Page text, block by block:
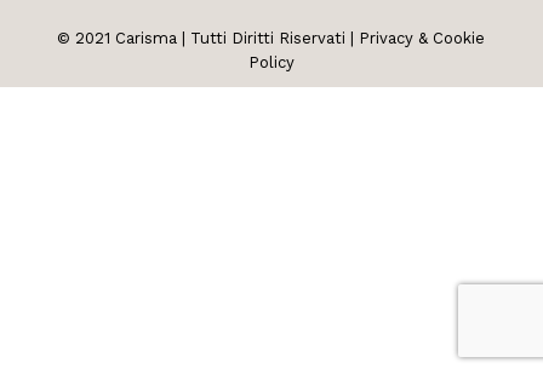
© 2021 Carisma | Tutti Diritti Riservati | Privacy & Cookie
Policy